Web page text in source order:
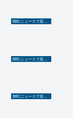
BBCニュースで英語を勉強しよう（TOEIC対策に！）